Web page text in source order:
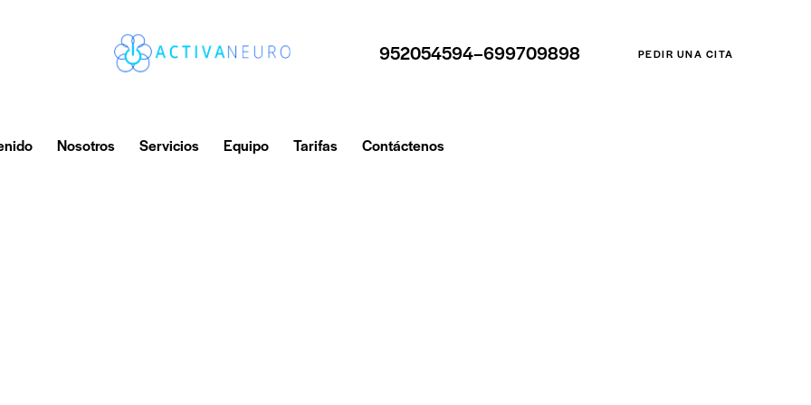
952054594–699709898 PEDIR UNA CITA
Nosotros Servicios Equipo Tarifas Contáctenos